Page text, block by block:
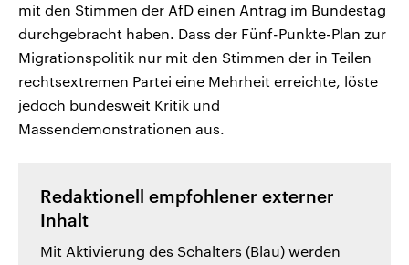
mit den Stimmen der AfD einen Antrag im Bundestag
durchgebracht haben. Dass der Fünf-Punkte-Plan zur
Migrationspolitik nur mit den Stimmen der in Teilen
rechtsextremen Partei eine Mehrheit erreichte, löste
jedoch bundesweit Kritik und
Massendemonstrationen aus.
Redaktionell empfohlener externer
Inhalt
Mit Aktivierung des Schalters (Blau) werden